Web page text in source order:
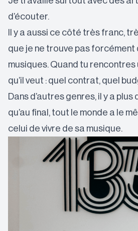
d’écouter.
Il y a aussi ce côté très franc,
que je ne trouve pas forcément
musiques. Quand tu rencontres
qu’il veut : quel contrat, quel
Dans d’autres genres, il y a
qu’au final, tout le monde a le
celui de vivre de sa musique.